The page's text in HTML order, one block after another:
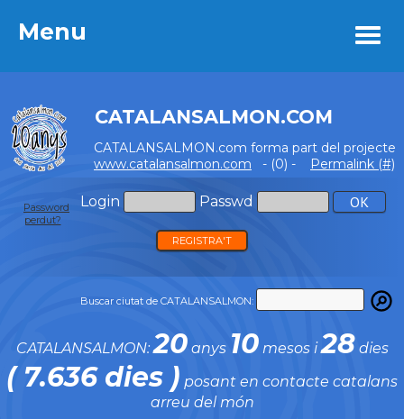
Menu
CATALANSALMON.COM
CATALANSALMON.com forma part del projecte
www.catalansalmon.com - (0) - Permalink (#)
Login Passwd
Password
perdut?
REGISTRA'T
Buscar ciutat de CATALANSALMON:
CATALANSALMON:20anys 10mesos i28 dies
( 7.636 dies ) posant en contacte catalans
arreu del món
Menu